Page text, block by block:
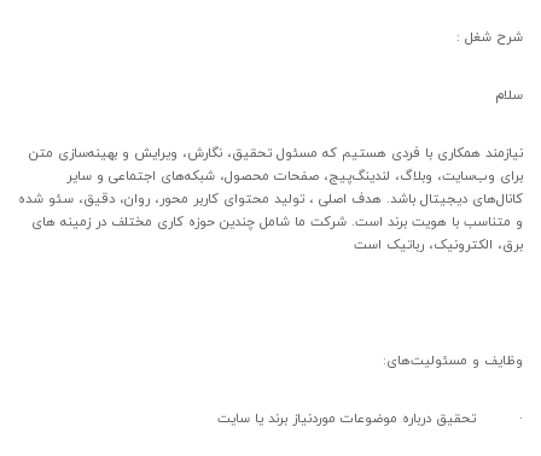
شرح شغل :
سلام
نیازمند همکاری با فردی هستیم که مسئول تحقیق، نگارش، ویرایش و بهینه‌سازی متن
برای وب‌سایت، وبلاگ، لندینگ‌پیج، صفحات محصول، شبکه‌های اجتماعی و سایر
کانال‌های دیجیتال باشد. هدف اصلی ، تولید محتوای کاربر محور، روان، دقیق، سئو شده
و متناسب با هویت برند است. شرکت ما شامل چندین حوزه کاری مختلف در زمینه های
برق، الکترونیک، رباتیک است
وظایف و مسئولیت‌های:
· تحقیق درباره موضوعات موردنیاز برند یا سایت